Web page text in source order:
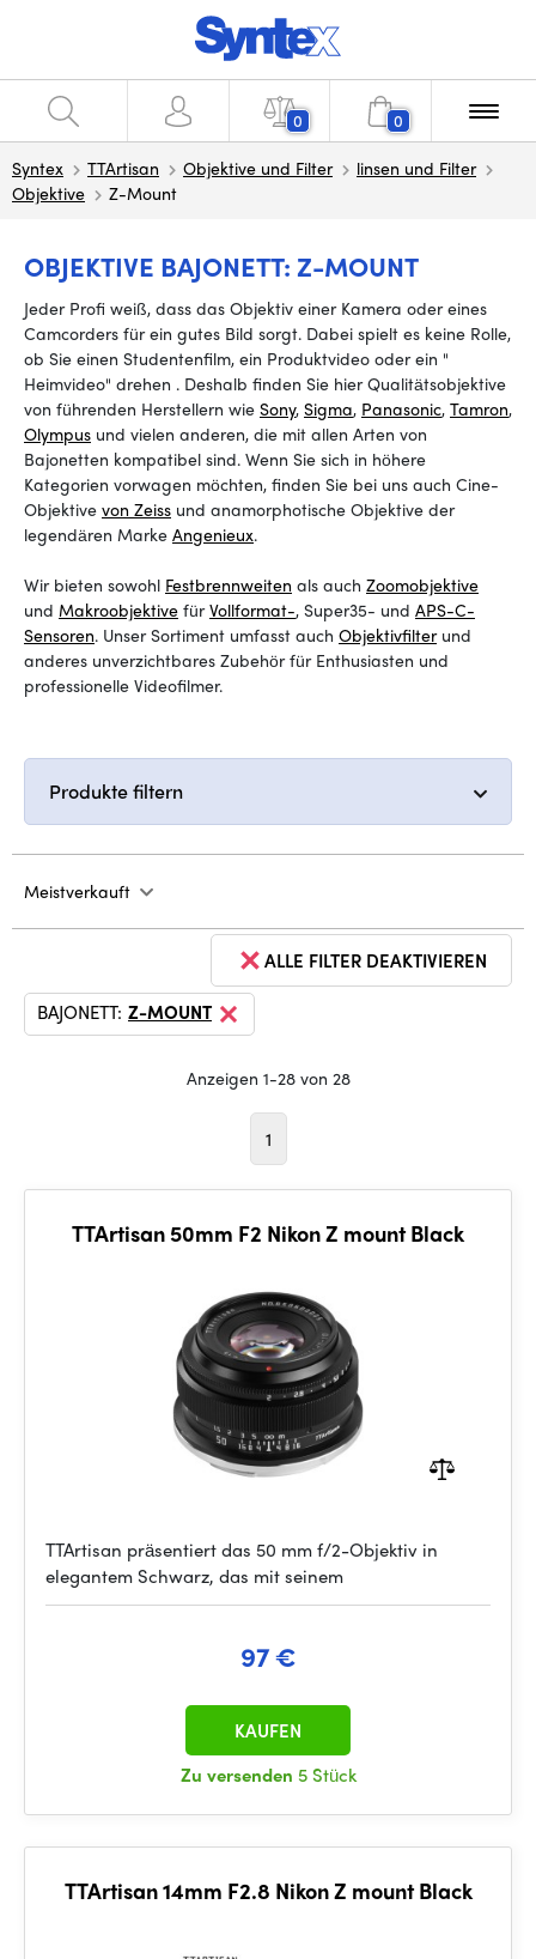
0 0
Syntex TTArtisan Objektive und Filter
linsen und Filter
Objektive
Z-Mount
OBJEKTIVE BAJONETT: Z-MOUNT
Jeder Profi weiß, dass das Objektiv einer Kamera oder eines
Camcorders für ein gutes Bild sorgt. Dabei spielt es keine Rolle,
ob Sie einen Studentenfilm, ein Produktvideo oder ein "
Heimvideo" drehen . Deshalb finden Sie hier Qualitätsobjektive
von führenden Herstellern wie Sony, Sigma, Panasonic, Tamron,
Olympus und vielen anderen, die mit allen Arten von
Bajonetten kompatibel sind. Wenn Sie sich in höhere
Kategorien vorwagen möchten, finden Sie bei uns auch Cine-
Objektive von Zeiss und anamorphotische Objektive der
legendären Marke Angenieux.
Wir bieten sowohl Festbrennweiten als auch Zoomobjektive
und Makroobjektive fürVollformat-, Super35- und APS-C-
Sensoren. Unser Sortiment umfasst auch Objektivfilterund
anderes unverzichtbares Zubehör für Enthusiasten und
professionelle Videofilmer.
Produkte filtern
Meistverkauft
ALLE FILTER DEAKTIVIEREN
BAJONETT: Z-MOUNT
Anzeigen 1-28 von 28
1
TTArtisan 50mm F2 Nikon Z mount Black
TTArtisan präsentiert das 50 mm f/2-Objektiv in
elegantem Schwarz, das mit seinem
97 €
Zu versenden 5 Stück
KAUFEN
TTArtisan 14mm F2.8 Nikon Z mount Black